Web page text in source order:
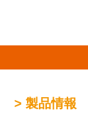
> 製品情報